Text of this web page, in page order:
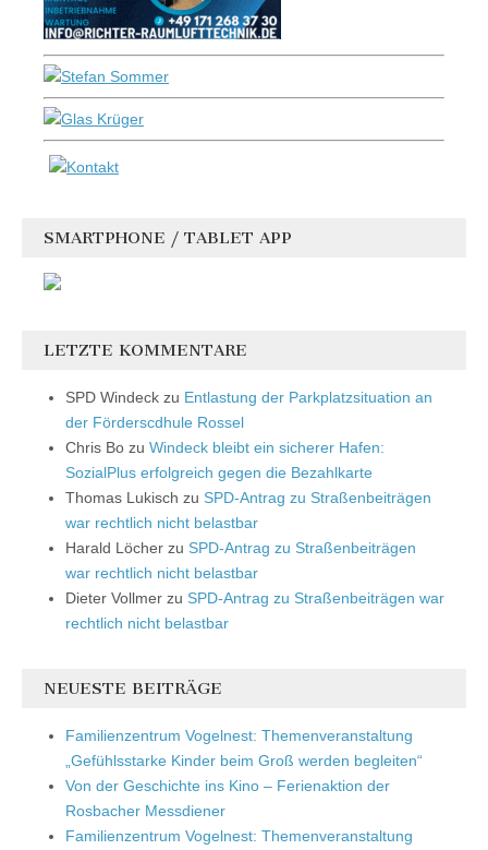
SMARTPHONE / TABLET APP
LETZTE KOMMENTARE
SPD Windeck zu Entlastung der Parkplatzsituation an
der Förderscdhule Rossel
Chris Bo zu Windeck bleibt ein sicherer Hafen:
SozialPlus erfolgreich gegen die Bezahlkarte
Thomas Lukisch zu SPD-Antrag zu Straßenbeiträgen
war rechtlich nicht belastbar
Harald Löcher zu SPD-Antrag zu Straßenbeiträgen
war rechtlich nicht belastbar
Dieter Vollmer zu SPD-Antrag zu Straßenbeiträgen war
rechtlich nicht belastbar
NEUESTE BEITRÄGE
Familienzentrum Vogelnest: Themenveranstaltung
„Gefühlsstarke Kinder beim Groß werden begleiten“
Von der Geschichte ins Kino – Ferienaktion der
Rosbacher Messdiener
Familienzentrum Vogelnest: Themenveranstaltung